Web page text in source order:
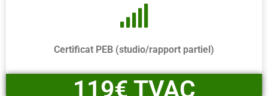
Certificat PEB (studio/rapport partiel)
119€ TVAC